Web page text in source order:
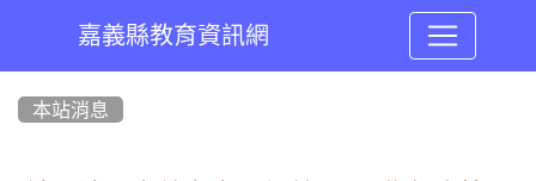
嘉義縣教育資訊網
本站消息